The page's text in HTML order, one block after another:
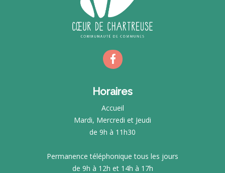
Horaires
Accueil
Mardi, Mercredi et Jeudi
de 9h à 11h30
Permanence téléphonique tous les jours
de 9h à 12h et 14h à 17h